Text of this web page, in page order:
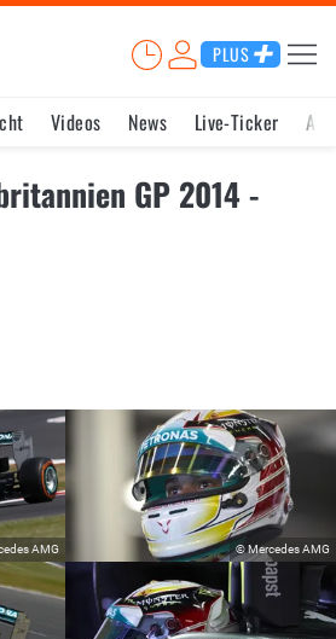
PLUS
Videos News Live-Ticker
GP 2014 -